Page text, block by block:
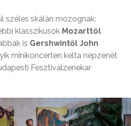
széles skálán mozognak:
klasszikusok Mozarttól
is Gershwintől John
minikoncerten kelta népzenét
Fesztiválzenekar